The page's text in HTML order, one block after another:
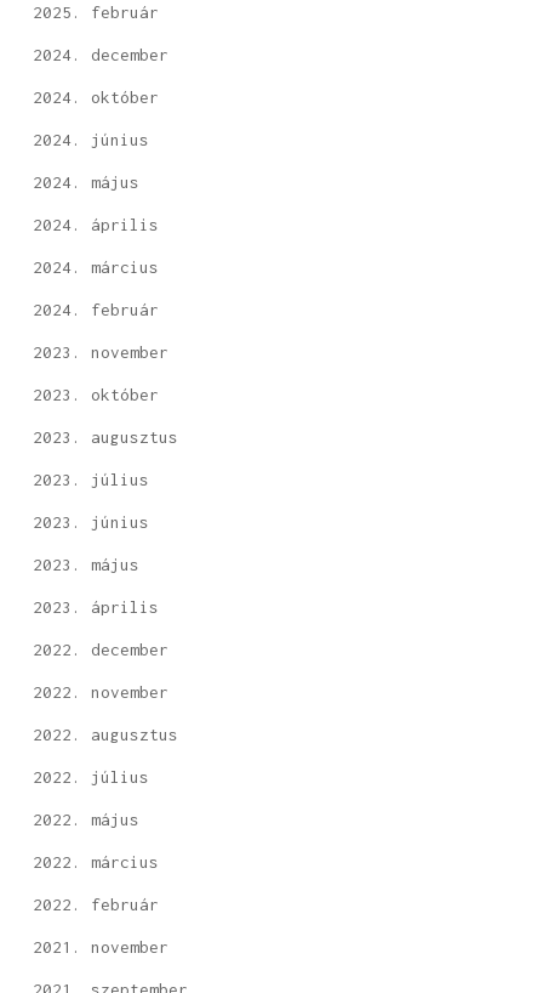
2025. február
2024. december
2024. október
2024. június
2024. május
2024. április
2024. március
2024. február
2023. november
2023. október
2023. augusztus
2023. július
2023. június
2023. május
2023. április
2022. december
2022. november
2022. augusztus
2022. július
2022. május
2022. március
2022. február
2021. november
2021. szeptember